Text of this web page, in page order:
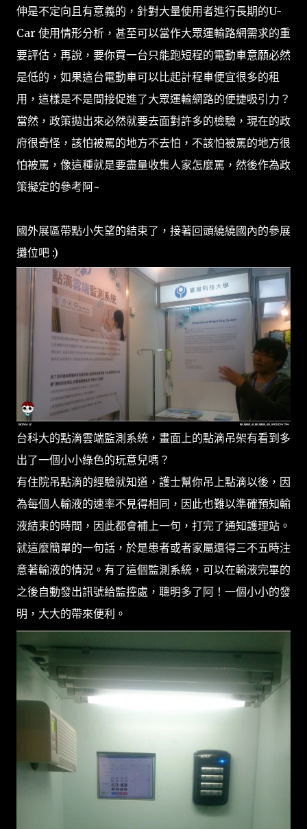
伸是不定向且有意義的，針對大量使用者進行長期的U-
Car 使用情形分析，甚至可以當作大眾運輸路網需求的重
要評估，再說，要你買一台只能跑短程的電動車意願必然
是低的，如果這台電動車可以比起計程車便宜很多的租
用，這樣是不是間接促進了大眾運輸網路的便捷吸引力？
當然，政策拋出來必然就要去面對許多的檢驗，現在的政
府很奇怪，該怕被罵的地方不去怕，不該怕被罵的地方很
怕被罵，像這種就是要盡量收集人家怎麼罵，然後作為政
策擬定的參考阿~
國外展區帶點小失望的結束了，接著回頭繞繞國內的參展
攤位吧 :)
台科大的點滴雲端監測系統，畫面上的點滴吊架有看到多
出了一個小小綠色的玩意兒嗎？
有住院吊點滴的經驗就知道，護士幫你吊上點滴以後，因
為每個人輸液的速率不見得相同，因此也難以準確預知輸
液結束的時間，因此都會補上一句，打完了通知護理站。
就這麼簡單的一句話，於是患者或者家屬還得三不五時注
意著輸液的情況。有了這個監測系統，可以在輸液完畢的
之後自動發出訊號給監控處，聰明多了阿！一個小小的發
明，大大的帶來便利。